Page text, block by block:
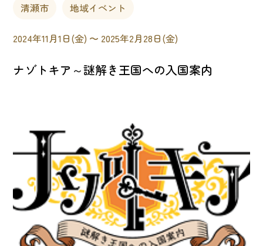
清瀬市 地域イベント
2024年11月1日(金) 〜 2025年2月28日(金)
ナゾトキア～謎解き王国への入国案内